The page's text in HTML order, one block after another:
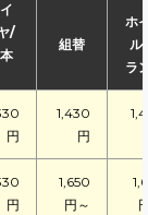
イ
/
本
組替
ホ
ル
ラ
円
1,430
円
円
1,650
円～